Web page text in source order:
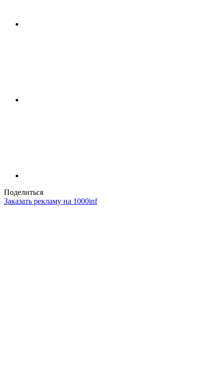
Поделиться
Заказать рекламу на 1000inf